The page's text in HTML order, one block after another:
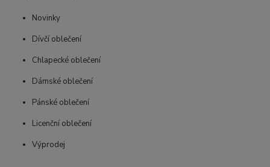
Novinky
Dívčí oblečení
Chlapecké oblečení
Dámské oblečení
Pánské oblečení
Licenční oblečení
Výprodej